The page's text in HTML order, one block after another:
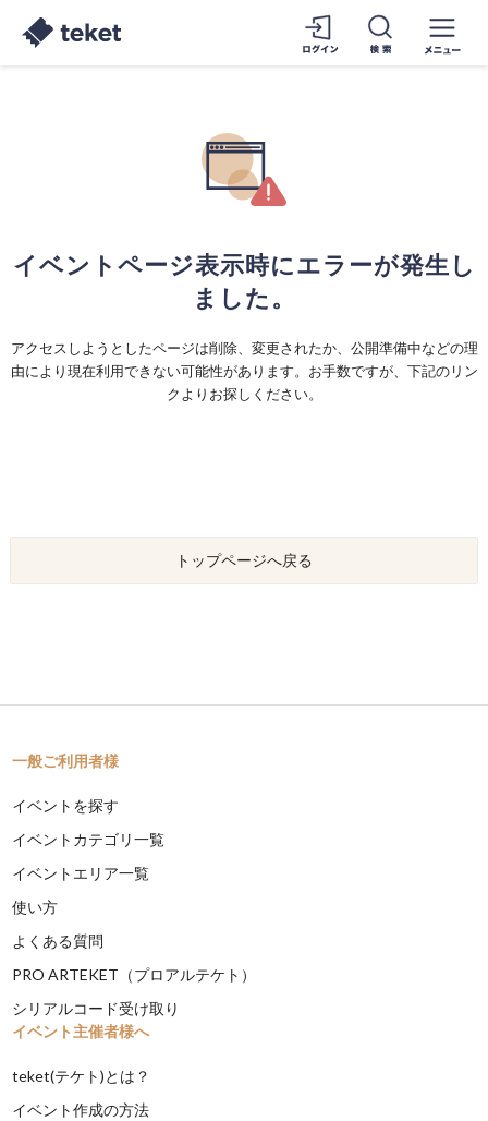
イベントページ表示時にエラーが発生し
ました。
アクセスしようとしたページは削除、変更されたか、公開準備中などの理
由により現在利用できない可能性があります。お手数ですが、下記のリン
クよりお探しください。
トップページへ戻る
一般ご利用者様
イベントを探す
イベントカテゴリ一覧
イベントエリア一覧
使い方
よくある質問
PRO ARTEKET（プロアルテケト）
シリアルコード受け取り
イベント主催者様へ
teket(テケト)とは？
イベント作成の方法